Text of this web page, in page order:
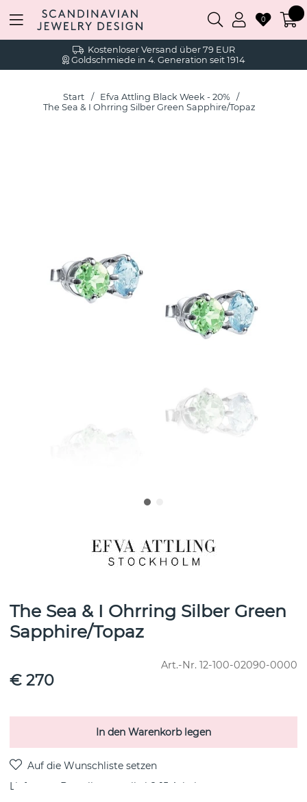
Kostenloser Versand über 79 EUR
Goldschmiede in 4. Generation seit 1914
0
Start
Efva Attling Black Week - 20%
The Sea & I Ohrring Silber Green Sapphire/Topaz
The Sea & I Ohrring Silber Green
Sapphire/Topaz
Art.-Nr. 12-100-02090-0000
€ 270
In den Warenkorb legen
Lieferung: Bestellungsartikel 8-15 Arbeitstag